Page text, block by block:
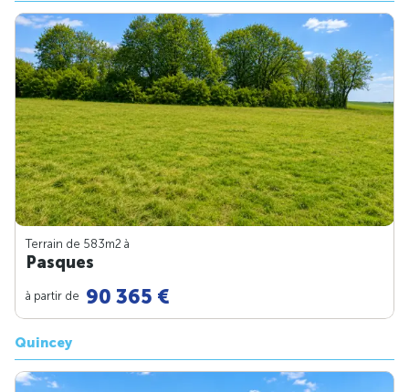
Terrain de 583m2 à
Pasques
à partir de 90 365 €
Quincey